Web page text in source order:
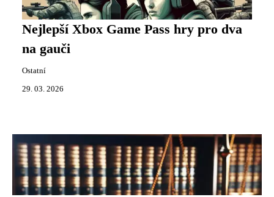
Nejlepší Xbox Game Pass hry pro dva
na gauči
Ostatní
29. 03. 2026